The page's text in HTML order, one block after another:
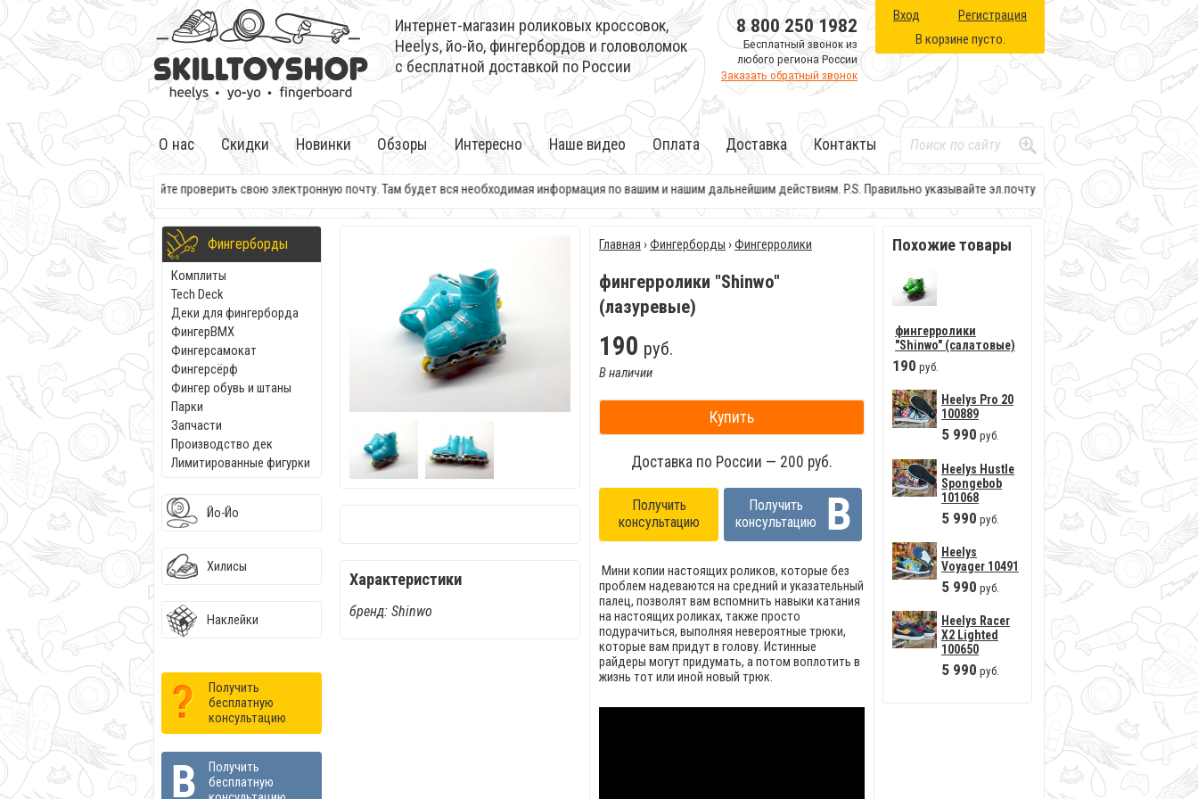
Интернет-магазин роликовых кроссовок,
Heelys, йо-йо, фингербордов и головоломок
с бесплатной доставкой по России
Вход
Регистрация
В корзине пусто.
8 800 250 1982
Бесплатный звонок из
любого региона России
Заказать обратный звонок
О нас Скидки Новинки Обзоры Интересно Наше видео Оплата Доставка Контакты
После заказа не забывайте проверить свою электронную почту. Там будет вся необходимая информация по вашим и нашим дальнейшим действиям. P.S. Правильно указывайте эл.почту.
Фингерборды
Комплиты
Tech Deck
Деки для фингерборда
ФингерBMX
Фингерсамокат
Фингерсёрф
Фингер обувь и штаны
Парки
Запчасти
Производство дек
Лимитированные фигурки
Йо-Йо
Хилисы
Наклейки
Получить
бесплатную
консультацию
Получить
бесплатную
Характеристики
бренд: Shinwo
Похожие товары
фингерролики
"Shinwo" (салатовые)
190 руб.
Heelys Pro 20
100889
5 990 руб.
Heelys Hustle
Spongebob
101068
5 990 руб.
Heelys
Voyager 10491
5 990 руб.
Heelys Racer
X2 Lighted
100650
5 990 руб.
Главная ›Фингерборды ›Фингерролики
фингерролики "Shinwo"
(лазуревые)
190 руб.
В наличии
Купить
Доставка по России — 200 руб.
Получить
консультацию
Получить
консультацию
Мини копии настоящих роликов, которые без
проблем надеваются на средний и указательный
палец, позволят вам вспомнить навыки катания
на настоящих роликах, также просто
подурачиться, выполняя невероятные трюки,
которые вам придут в голову. Истинные
райдеры могут придумать, а потом воплотить в
жизнь тот или иной новый трюк.